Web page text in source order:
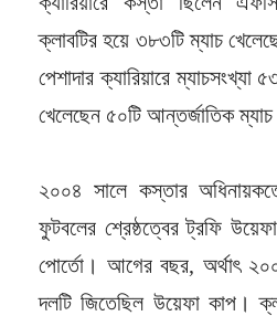
ক্লাবটির হয়ে ৩৮৩টি ম্যাচ
পেশাদার ক্যারিয়ারে ম্যাচসংখ্যা
খেলেছেন ৫০টি আন্তর্জাতিক
২০০৪ সালে কস্তার
ফুটবলের শ্রেষ্ঠত্বের ট্রফি
পোর্তো। আগের বছর, অর্থাৎ
দলটি জিতেছিল উয়েফা কাপ।